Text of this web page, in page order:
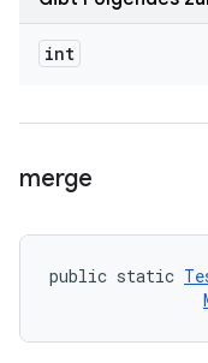
int
merge
public static